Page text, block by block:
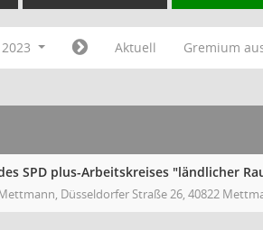
2023 Aktuell Gremium
SPD plus-Arbeitskreises "ländlicher
Düsseldorfer Straße 26, 40822